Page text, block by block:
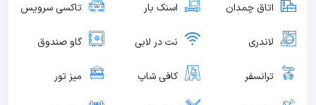
اتاق چمدان اسنک بار تاکسی سرویس
لاندری نت در لابی گاو صندوق
ترانسفر کافی شاپ میز تور